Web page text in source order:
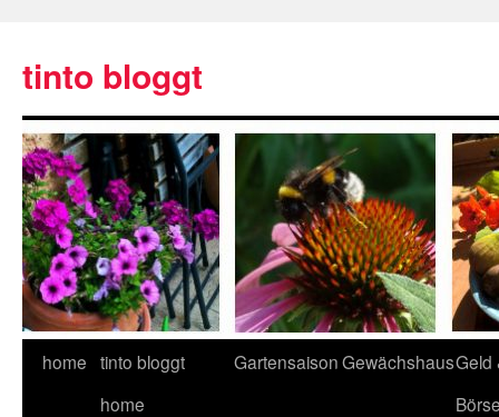
tinto bloggt
home tinto bloggt
home
GartensaisonGewächshausGeld